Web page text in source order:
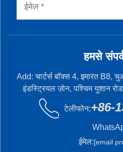
हमसे
Add: चार्टर्स बॉक्स 4, इमारत B8,
इंडस्ट्रियल ज़ोन, पश्चिम युशान
टेलीफोन:+86-
ईमेल:[email